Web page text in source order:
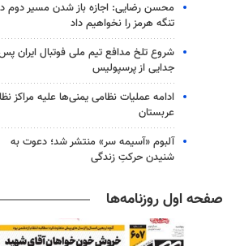
محسن رضایی: اجازه باز شدن مسیر دوم
تنگه هرمز را نخواهیم داد
شروع تلخ مدافع تیم ملی فوتبال ایران
جدایی از پرسپولیس
ادامه عملیات نظامی یمنی‌ها علیه مراکز
عربستان
آلبوم «آسیمه سر» منتشر شد؛ دعوت به
شنیدن حرکتِ زندگی
صفحه اول روزنامه‌ها